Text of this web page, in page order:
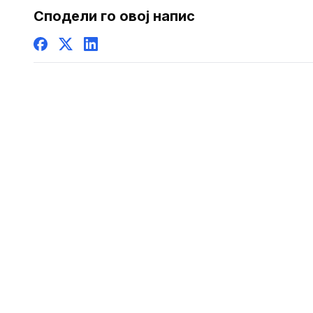
Сподели го овој напис